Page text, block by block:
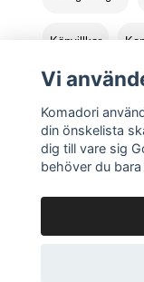
Köpvillkor
Logga in
Vi
Komadori
din önskelista
dig till vare sig
behöver du